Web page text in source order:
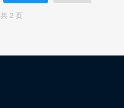
共 2 页